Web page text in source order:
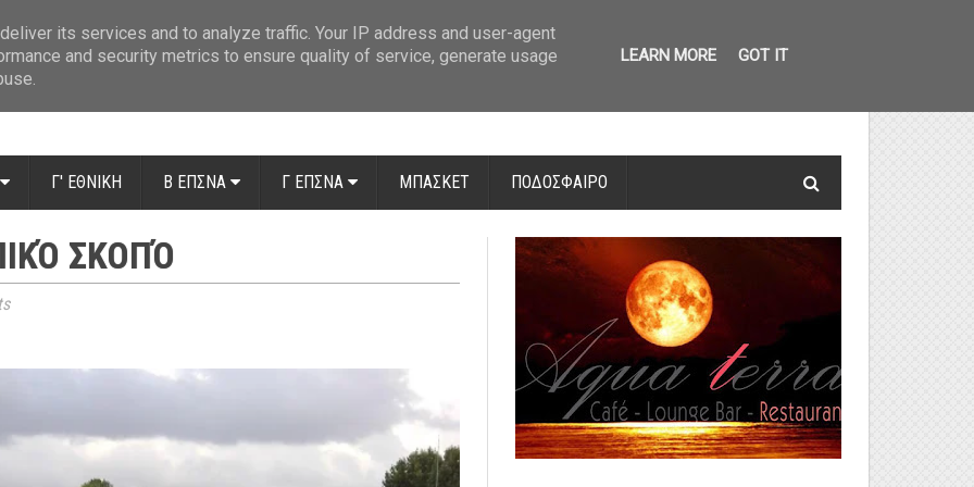
Γ' ΕΘΝΙΚΗ Β ΕΠΣΝΑ Γ ΕΠΣΝΑ ΜΠΑΣΚΕΤ ΠΟΔΟΣΦΑΙΡΟ
ΣΚΟΠΌ
its services and to analyze traffic. Your IP address and user-agent
and security metrics to ensure quality of service, generate usage
LEARN MORE GOT IT